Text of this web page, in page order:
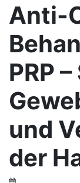
Anti-
PRP
und
der